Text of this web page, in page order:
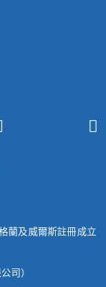
蘭及威爾斯註冊成立
司）